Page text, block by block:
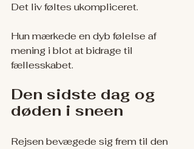
Det liv føltes ukompliceret.
Hun mærkede en dyb følelse af
mening i blot at bidrage til
fællesskabet.
Den sidste dag og
døden i sneen
Rejsen bevægede sig frem til den